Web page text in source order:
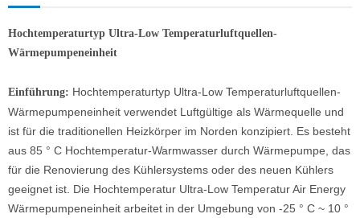
Hochtemperaturtyp Ultra-Low Temperaturluftquellen-
Wärmepumpeneinheit
Einführung: Hochtemperaturtyp Ultra-Low Temperaturluftquellen-
Wärmepumpeneinheit verwendet Luftgültige als Wärmequelle und
ist für die traditionellen Heizkörper im Norden konzipiert. Es besteht
aus 85 ° C Hochtemperatur-Warmwasser durch Wärmepumpe, das
für die Renovierung des Kühlersystems oder des neuen Kühlers
geeignet ist. Die Hochtemperatur Ultra-Low Temperatur Air Energy
Wärmepumpeneinheit arbeitet in der Umgebung von -25 ° C ~ 10 °